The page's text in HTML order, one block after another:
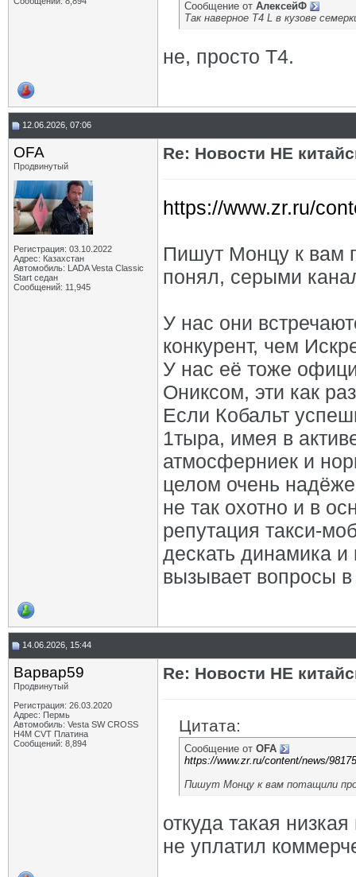
Сообщение от АлексейФ
Так наверное Т4 L в кузове
не, просто Т4.
12.06.2026, 07:06
OFA
Продвинутый
Регистрация: 03.10.2022
Адрес: Казахстан
Автомобиль: LADA Vesta Classic
Start седан
Сообщений: 11,945
Re: Новости НЕ
https://www.zr.ru/
Пишут Монцу к вам
понял, серыми
У нас они
конкурент, чем
У нас её тоже
Ониксом, эти как
Если Кобальт
1тыра, имея в
атмосферниек и
целом очень
не так охотно и в
репутация такси-
дескать динамика и
вызывает вопросы
14.06.2026, 15:44
Варвар59
Продвинутый
Регистрация: 26.03.2020
Адрес: Пермь
Автомобиль: Vesta SW CROSS
H4M CVT Платина
Сообщений: 8,894
Re: Новости НЕ
Цитата:
Сообщение от OFA
https://www.zr.ru/content/news/
Пишут Монцу к вам потащили
откуда такая
не уплатил